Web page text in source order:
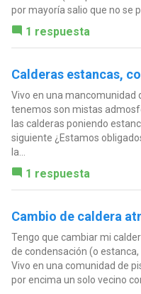
por mayoría salio que no se
1 respuesta
Calderas estancas,
Vivo en una mancomunidad
tenemos son mistas
las calderas poniendo
siguiente ¿Estamos
la...
1 respuesta
Cambio de caldera
Tengo que cambiar mi
de condensación (o
Vivo en una comunidad de
por encima un solo vecino